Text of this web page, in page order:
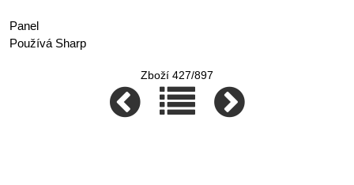
Panel
Používá Sharp
Zboží 427/897